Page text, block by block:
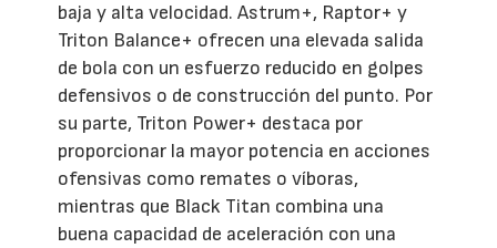
baja y alta velocidad. Astrum+, Raptor+ y
Triton Balance+ ofrecen una elevada salida
de bola con un esfuerzo reducido en golpes
defensivos o de construcción del punto. Por
su parte, Triton Power+ destaca por
proporcionar la mayor potencia en acciones
ofensivas como remates o víboras,
mientras que Black Titan combina una
buena capacidad de aceleración con una